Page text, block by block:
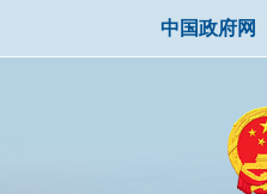
中国政府网